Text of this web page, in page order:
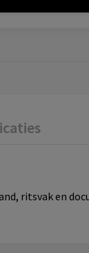
ritsvak en